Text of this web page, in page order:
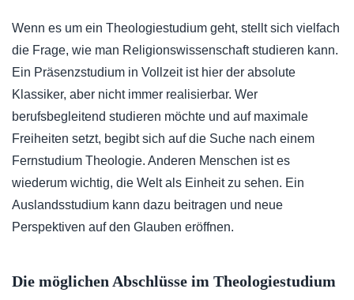
Wenn es um ein Theologiestudium geht, stellt sich vielfach
die Frage, wie man Religionswissenschaft studieren kann.
Ein Präsenzstudium in Vollzeit ist hier der absolute
Klassiker, aber nicht immer realisierbar. Wer
berufsbegleitend studieren möchte und auf maximale
Freiheiten setzt, begibt sich auf die Suche nach einem
Fernstudium Theologie. Anderen Menschen ist es
wiederum wichtig, die Welt als Einheit zu sehen. Ein
Auslandsstudium kann dazu beitragen und neue
Perspektiven auf den Glauben eröffnen.
Die möglichen Abschlüsse im Theologiestudium